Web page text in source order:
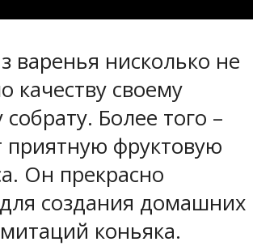
варенья нисколько не
качеству своему
Более того –
приятную фруктовую
Он прекрасно
создания домашних
коньяка.